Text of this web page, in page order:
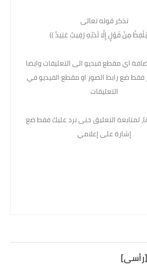
تذكر قوله تعالى
مِنْ قَوْلٍ إِلَّا لَدَيْهِ رَقِيبٌ عَتِيدٌ ))
اي مقطع فيديو الى التعليقات وايضا
فقط ضع رابط الصور او مقطع الفيديو في
التعليقات
لمتابعة التعليق حتى نرد عليك فقط ضع
إشارة على إعلامي